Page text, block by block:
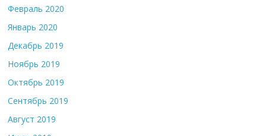
Февраль 2020
Январь 2020
Декабрь 2019
Ноябрь 2019
Октябрь 2019
Сентябрь 2019
Август 2019